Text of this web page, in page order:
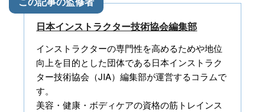
日本インストラクター技術協会編集部
インストラクターの専門性を高めるためや地位
向上を目的とした団体である日本インストラク
ター技術協会（JIA）編集部が運営するコラムで
す。
美容・健康・ボディケアの資格の筋トレインス